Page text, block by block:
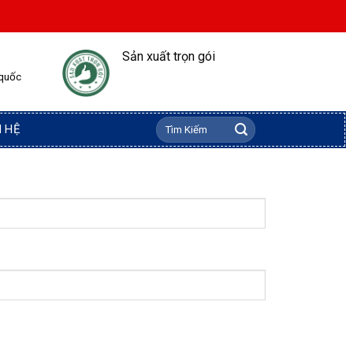
Sản xuất trọn gói
HỆ
Tìm
kiếm: